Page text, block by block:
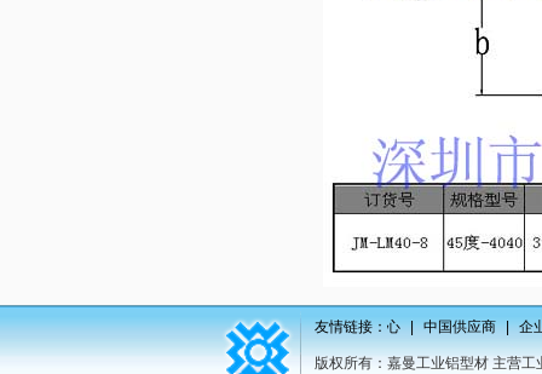
友情链接：
标4040工业铝型材流水台型材厂 | 华天地信息服务中心 | 中国供应商 | 企业
版权所有：嘉曼工业铝型材 主营